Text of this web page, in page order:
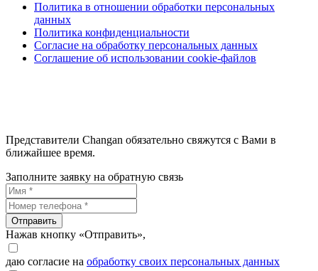
Политика в отношении обработки персональных
данных
Политика конфиденциальности
Согласие на обработку персональных данных
Соглашение об использовании cookie-файлов
Представители Changan обязательно свяжутся с Вами в
ближайшее время.
Заполните заявку на обратную связь
Отправить
Нажав кнопку «Отправить»,
даю согласие на обработку своих персональных данных